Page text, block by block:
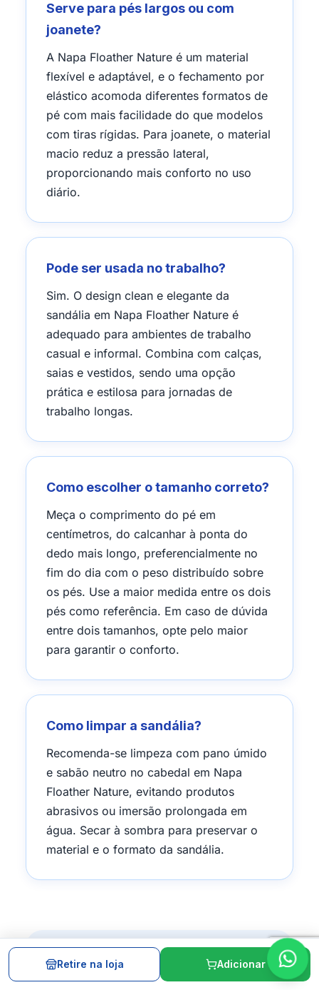
Serve para pés largos ou com
joanete?
A Napa Floather Nature é um material
flexível e adaptável, e o fechamento por
elástico acomoda diferentes formatos de
pé com mais facilidade do que modelos
com tiras rígidas. Para joanete, o material
macio reduz a pressão lateral,
proporcionando mais conforto no uso
diário.
Pode ser usada no trabalho?
Sim. O design clean e elegante da
sandália em Napa Floather Nature é
adequado para ambientes de trabalho
casual e informal. Combina com calças,
saias e vestidos, sendo uma opção
prática e estilosa para jornadas de
trabalho longas.
Como escolher o tamanho correto?
Meça o comprimento do pé em
centímetros, do calcanhar à ponta do
dedo mais longo, preferencialmente no
fim do dia com o peso distribuído sobre
os pés. Use a maior medida entre os dois
pés como referência. Em caso de dúvida
entre dois tamanhos, opte pelo maior
para garantir o conforto.
Como limpar a sandália?
Recomenda-se limpeza com pano úmido
e sabão neutro no cabedal em Napa
Floather Nature, evitando produtos
abrasivos ou imersão prolongada em
água. Secar à sombra para preservar o
material e o formato da sandália.
Garanta agora a sua
Retire na loja Adicionar